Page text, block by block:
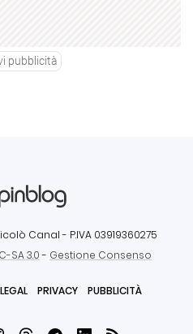
pubblicità
Canal - P.IVA 03919360275
SA 3.0- Gestione Consenso
LEGAL PRIVACY PUBBLICITÀ